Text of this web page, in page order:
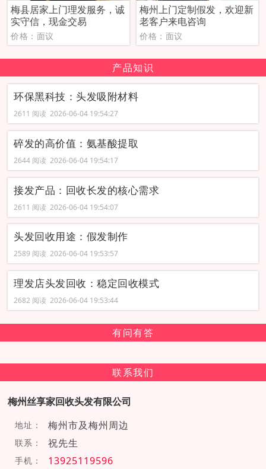
梅县居家上门理发服务，诚
实守信，现金交易
价格：面议
梅州上门定制假发，欢迎新
老客户来电咨询
价格：面议
产品知识
环保黑科技：头发吸附材料
2611 阅读 2026-06-04 19:54:27
碎发的高价值：氨基酸提取
2644 阅读 2026-06-04 19:54:17
接发产品：回收长发的核心需求
2611 阅读 2026-06-04 19:54:07
头发回收用途：假发制作
2589 阅读 2026-06-04 19:53:57
理发店头发回收：稳定回收模式
2682 阅读 2026-06-04 19:53:44
有问有答
联系我们
梅州丝享家回收头发有限公司
地址： 梅州市及梅州周边
联系： 祝先生
手机： 13925119596